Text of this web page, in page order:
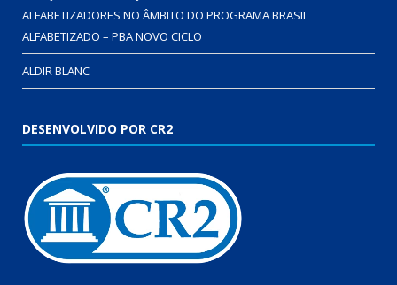
ALFABETIZADORES NO ÂMBITO DO PROGRAMA BRASIL
ALFABETIZADO – PBA NOVO CICLO
ALDIR BLANC
DESENVOLVIDO POR CR2